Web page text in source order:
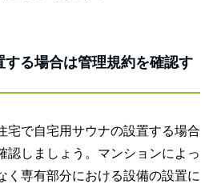
る場合は管理規約を確認す
宅で自宅用サウナの設置する場合
認しましょう。マンションによっ
く専有部分における設備の設置に